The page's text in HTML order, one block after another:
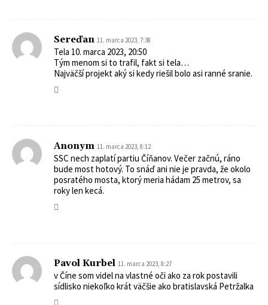
Sereďan 11. marca 2023, 7:38
Tela 10. marca 2023, 20:50
Tým menom si to trafil, fakt si tela…
Najväčší projekt aký si kedy riešil bolo asi ranné sranie.
Anonym 11. marca 2023, 8:12
SSC nech zaplatí partiu Číňanov. Večer začnú, ráno
bude most hotový. To snáď ani nie je pravda, že okolo
posratého mosta, ktorý meria hádam 25 metrov, sa
roky len kecá.
Pavol Kurbel 11. marca 2023, 8:27
v Číne som videl na vlastné oči ako za rok postavili
sídlisko niekoľko krát väčšie ako bratislavská Petržalka